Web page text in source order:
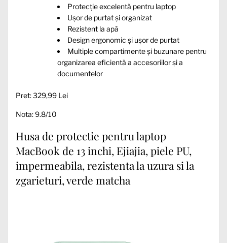
Protecție excelentă pentru laptop
Ușor de purtat și organizat
Rezistent la apă
Design ergonomic și ușor de purtat
Multiple compartimente și buzunare pentru
organizarea eficientă a accesoriilor și a
documentelor
Pret: 329,99 Lei
Nota: 9.8/10
Husa de protectie pentru laptop
MacBook de 13 inchi, Ejiajia, piele PU,
impermeabila, rezistenta la uzura si la
zgarieturi, verde matcha